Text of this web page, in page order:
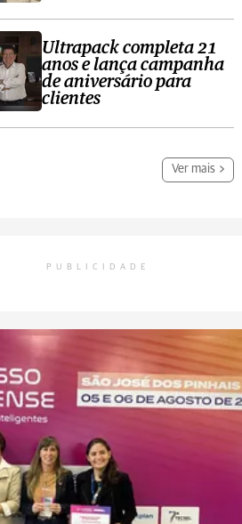
Ultrapack completa 21
anos e lança campanha
de aniversário para
clientes
Ver mais
PUBLICIDADE